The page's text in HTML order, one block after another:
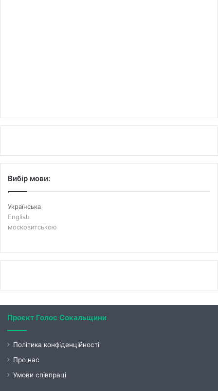
Вибір мови:
Українська
English
московитською
Проєкт Голос Сокальщини
Політика конфіденційності
Про нас
Умови співпраці